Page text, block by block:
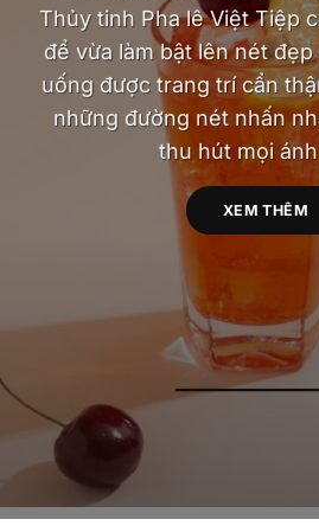
Thủy tinh Pha lê Việt Tiệp
để vừa làm bật lên nét
uống được trang trí cẩn
những đường nét nhấn
thu hút mọi
XEM THÊM